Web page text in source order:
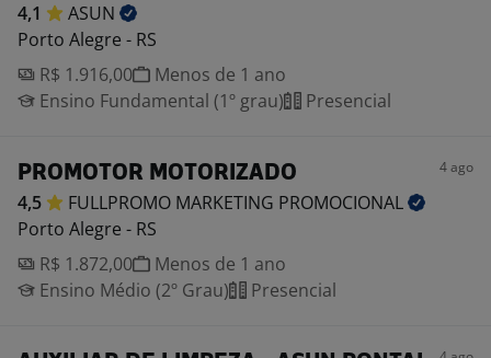
4,1
ASUN
Porto Alegre - RS
R$ 1.916,00
Menos de 1 ano
Ensino Fundamental (1º grau)
Presencial
PROMOTOR MOTORIZADO 4 ago
4,5 FULLPROMO MARKETING PROMOCIONAL
Porto Alegre - RS
R$ 1.872,00
Menos de 1 ano
Ensino Médio (2º Grau)
Presencial